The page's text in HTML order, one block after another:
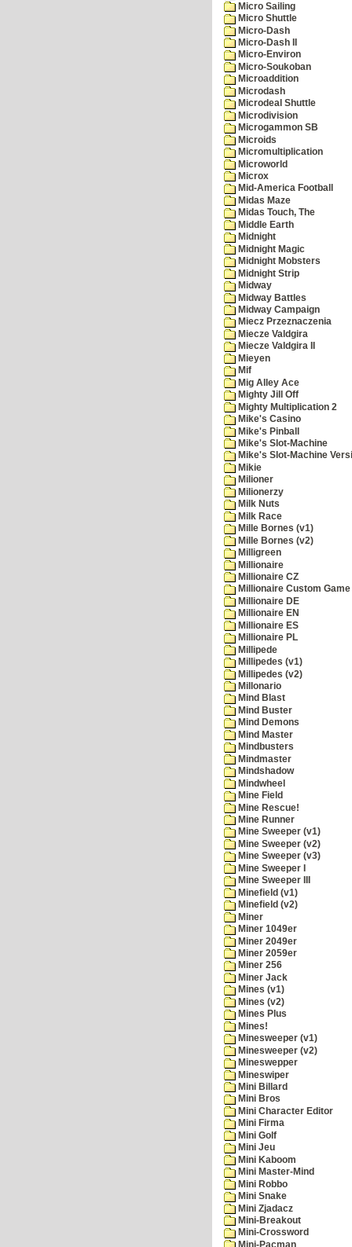
Micro Sailing
Micro Shuttle
Micro-Dash
Micro-Dash II
Micro-Environ
Micro-Soukoban
Microaddition
Microdash
Microdeal Shuttle
Microdivision
Microgammon SB
Microids
Micromultiplication
Microworld
Microx
Mid-America Football
Midas Maze
Midas Touch, The
Middle Earth
Midnight
Midnight Magic
Midnight Mobsters
Midnight Strip
Midway
Midway Battles
Midway Campaign
Miecz Przeznaczenia
Miecze Valdgira
Miecze Valdgira II
Mieyen
Mif
Mig Alley Ace
Mighty Jill Off
Mighty Multiplication 2
Mike's Casino
Mike's Pinball
Mike's Slot-Machine
Mike's Slot-Machine
Mikie
Milioner
Milionerzy
Milk Nuts
Milk Race
Mille Bornes (v1)
Mille Bornes (v2)
Milligreen
Millionaire
Millionaire CZ
Millionaire Custom
Millionaire DE
Millionaire EN
Millionaire ES
Millionaire PL
Millipede
Millipedes (v1)
Millipedes (v2)
Millonario
Mind Blast
Mind Buster
Mind Demons
Mind Master
Mindbusters
Mindmaster
Mindshadow
Mindwheel
Mine Field
Mine Rescue!
Mine Runner
Mine Sweeper (v1)
Mine Sweeper (v2)
Mine Sweeper (v3)
Mine Sweeper I
Mine Sweeper III
Minefield (v1)
Minefield (v2)
Miner
Miner 1049er
Miner 2049er
Miner 2059er
Miner 256
Miner Jack
Mines (v1)
Mines (v2)
Mines Plus
Mines!
Minesweeper (v1)
Minesweeper (v2)
Mineswepper
Mineswiper
Mini Billard
Mini Bros
Mini Character Editor
Mini Firma
Mini Golf
Mini Jeu
Mini Kaboom
Mini Master-Mind
Mini Robbo
Mini Snake
Mini Zjadacz
Mini-Breakout
Mini-Crossword
Mini-Pacman